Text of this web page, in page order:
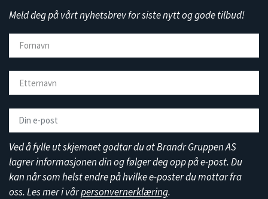
Meld deg på vårt nyhetsbrev for siste nytt og gode tilbud!
Ved å fylle ut skjemaet godtar du at Brandr Gruppen AS
lagrer informasjonen din og følger deg opp på e-post. Du
kan når som helst endre på hvilke e-poster du mottar fra
oss. Les mer i vårpersonvernerklæring.